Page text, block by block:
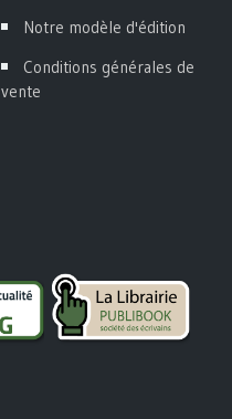
Notre modèle d'édition
Conditions générales de
vente